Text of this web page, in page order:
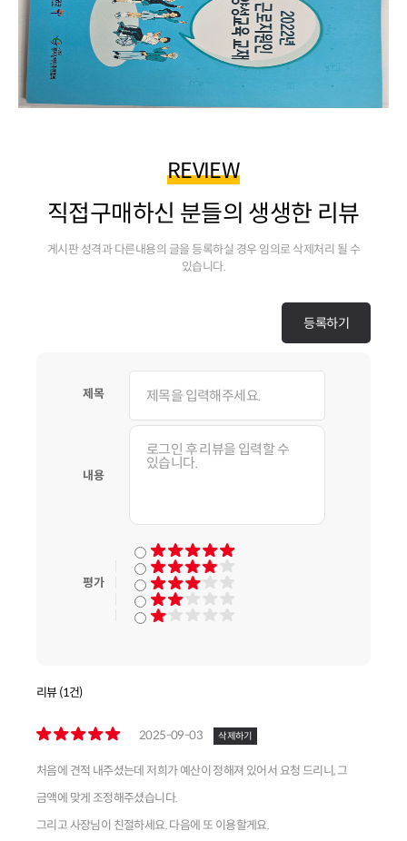
REVIEW
직접구매하신 분들의 생생한 리뷰
게시판 성격과 다른내용의 글을 등록하실 경우 임의로 삭제처리 될 수
있습니다.
제목
내용
평가
리뷰 (1건)
2025-09-03 삭제하기
처음에 견적 내주셨는데 저희가 예산이 정해져 있어서 요청 드리니, 그
금액에 맞게 조정해주셨습니다.
그리고 사장님이 친절하세요. 다음에 또 이용할게요.